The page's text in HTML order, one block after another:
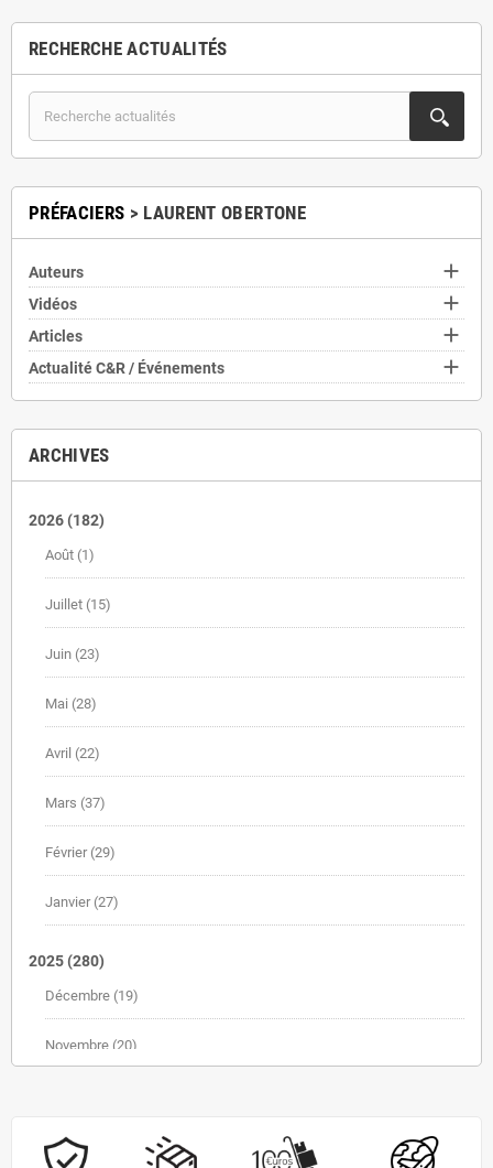
RECHERCHE ACTUALITÉS
PRÉFACIERS > LAURENT OBERTONE
Auteurs 
Vidéos 
Articles 
Actualité C&R / Événements 
ARCHIVES
2026 (182)
Août (1)
Juillet (15)
Juin (23)
Mai (28)
Avril (22)
Mars (37)
Février (29)
Janvier (27)
2025 (280)
Décembre (19)
Novembre (20)
Septembre